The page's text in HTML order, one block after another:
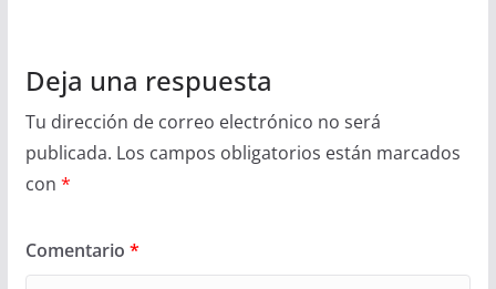
Deja una respuesta
Tu dirección de correo electrónico no será
publicada. Los campos obligatorios están marcados
con *
Comentario *